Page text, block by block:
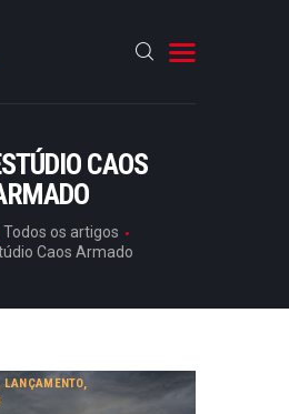
CAOS
Todos os artigos
Caos Armado
LANÇAMENTO,